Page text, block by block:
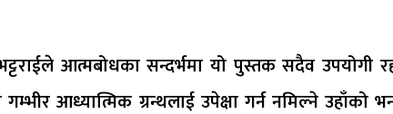
आत्मबोधका सन्दर्भमा यो पुस्तक सदैव उपयोगी
आध्यात्मिक ग्रन्थलाई उपेक्षा गर्न नमिल्ने उहाँको